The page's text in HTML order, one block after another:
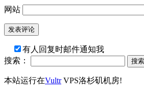
网站
有人回复时邮件通知我
搜索：
本站运行在VultrVPS洛杉矶机房!